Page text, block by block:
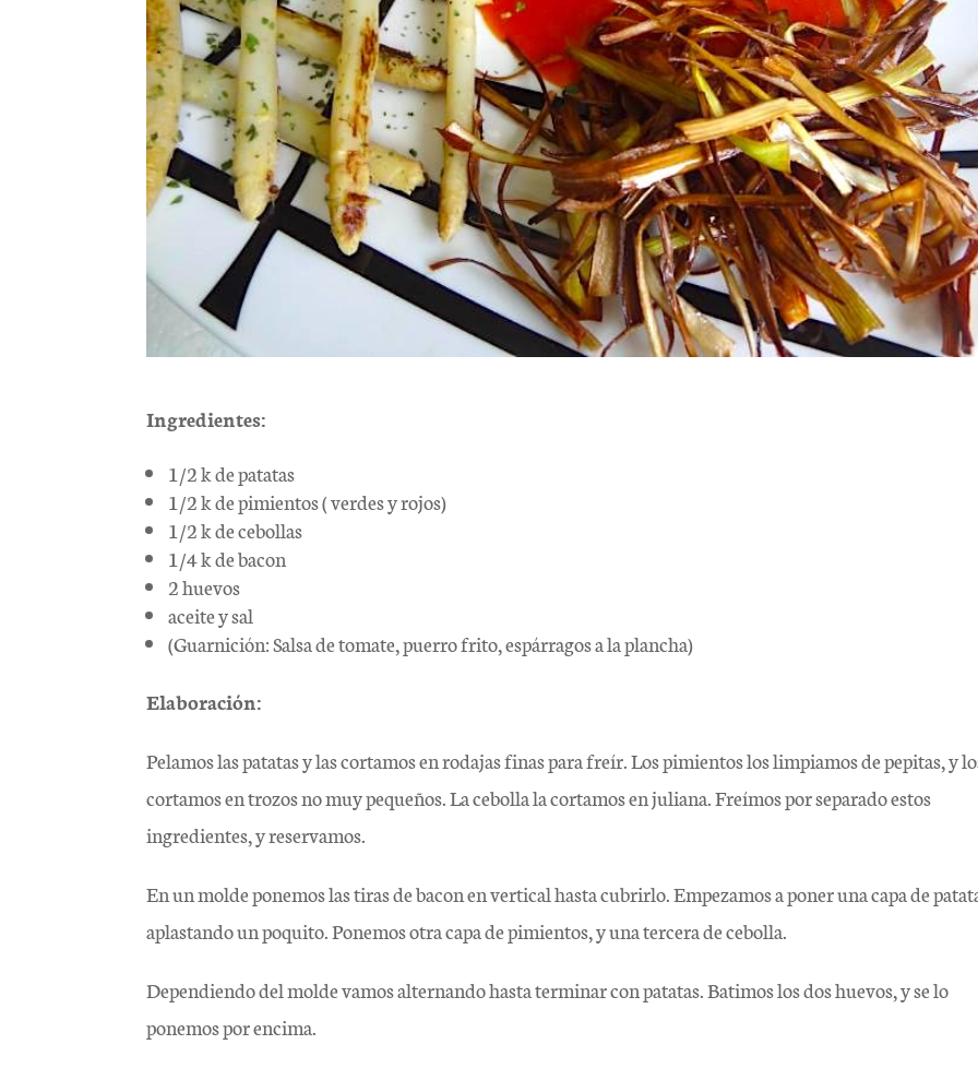
Ingredientes:
1/2 k de patatas
1/2 k de pimientos ( verdes y rojos)
1/2 k de cebollas
1/4 k de bacon
2 huevos
aceite y sal
(Guarnición: Salsa de tomate, puerro frito, espárragos a la plancha)
Elaboración:
Pelamos las patatas y las cortamos en rodajas finas para freír. Los pimientos los limpiamos de pepitas, y
cortamos en trozos no muy pequeños. La cebolla la cortamos en juliana. Freímos por separado estos
ingredientes, y reservamos.
En un molde ponemos las tiras de bacon en vertical hasta cubrirlo. Empezamos a poner una capa de
aplastando un poquito. Ponemos otra capa de pimientos, y una tercera de cebolla.
Dependiendo del molde vamos alternando hasta terminar con patatas. Batimos los dos huevos, y se lo
ponemos por encima.